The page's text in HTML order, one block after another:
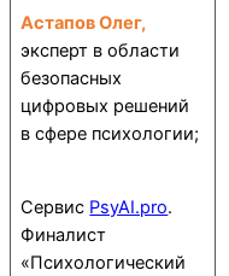
Астапов Олег,
эксперт в области
безопасных
цифровых решений
в сфере психологии;
Сервис PsyAI.pro.
Финалист
«Психологический